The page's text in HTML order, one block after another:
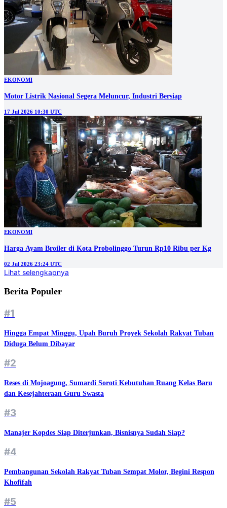
EKONOMI
Motor Listrik Nasional Segera Meluncur, Industri Bersiap
17 Jul 2026 10:30 UTC
EKONOMI
Harga Ayam Broiler di Kota Probolinggo Turun Rp10 Ribu per Kg
02 Jul 2026 23:24 UTC
Lihat selengkapnya
Berita Populer
#1
Hingga Empat Minggu, Upah Buruh Proyek Sekolah Rakyat Tuban
Diduga Belum Dibayar
#2
Reses di Mojoagung, Sumardi Soroti Kebutuhan Ruang Kelas Baru
dan Kesejahteraan Guru Swasta
#3
Manajer Kopdes Siap Diterjunkan, Bisnisnya Sudah Siap?
#4
Pembangunan Sekolah Rakyat Tuban Sempat Molor, Begini Respon
Khofifah
#5